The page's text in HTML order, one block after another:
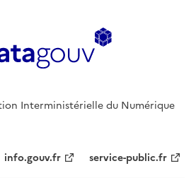
Interministérielle du Numérique
info.gouv.fr service-public.fr